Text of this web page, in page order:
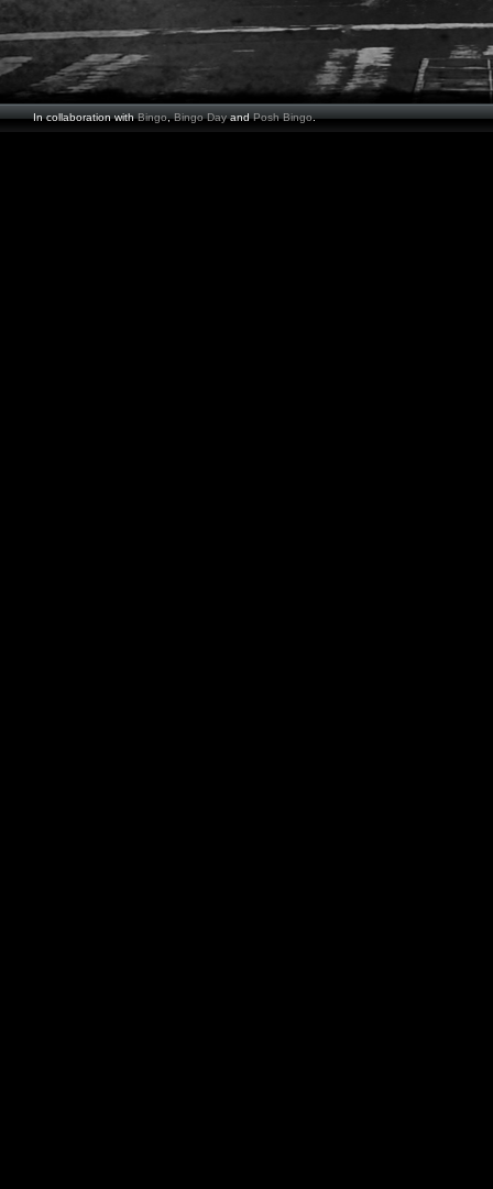
In collaboration withBingo,Bingo DayandPosh Bingo.